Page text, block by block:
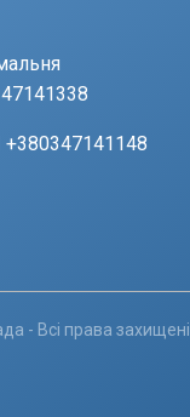
- Всі права захищені